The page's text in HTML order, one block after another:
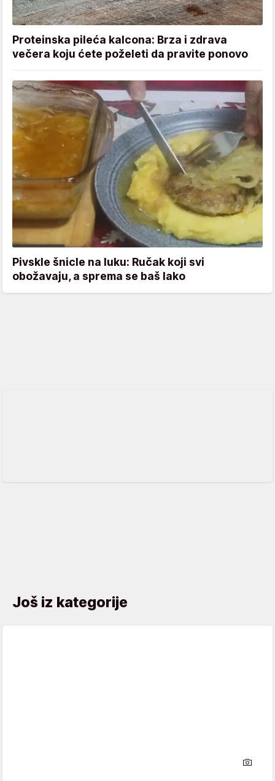
Proteinska pileća kalcona: Brza i zdrava
večera koju ćete poželeti da pravite ponovo
Pivskle šnicle na luku: Ručak koji svi
obožavaju, a sprema se baš lako
Još iz kategorije